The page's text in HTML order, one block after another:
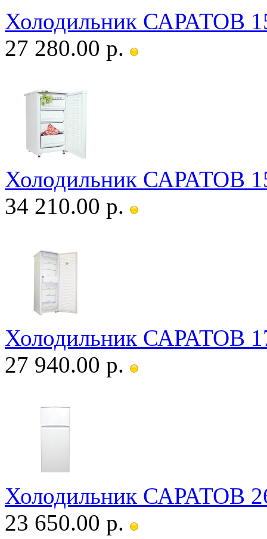
Холодильник САРАТОВ
27 280.00 р.
Холодильник САРАТОВ
34 210.00 р.
Холодильник САРАТОВ
27 940.00 р.
Холодильник САРАТОВ
23 650.00 р.